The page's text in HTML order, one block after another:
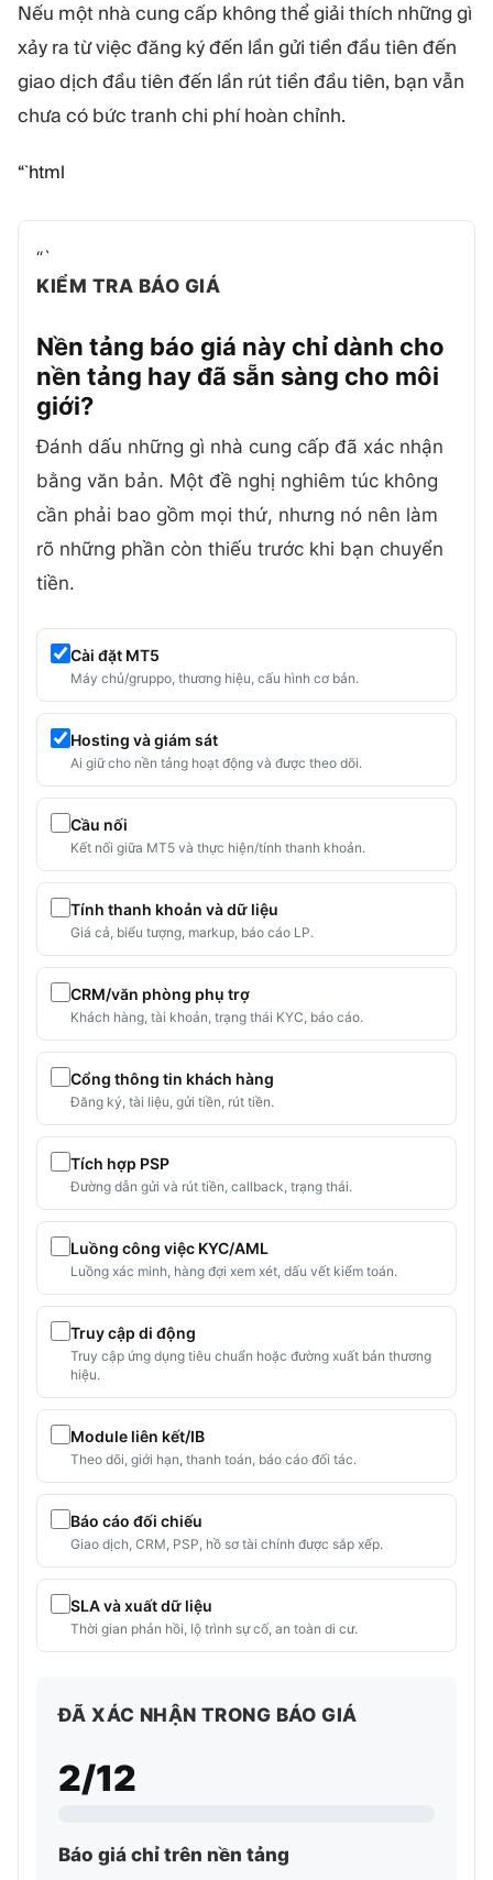
Nếu một nhà cung cấp không thể giải thích những gì
xảy ra từ việc đăng ký đến lần gửi tiền đầu tiên đến
giao dịch đầu tiên đến lần rút tiền đầu tiên, bạn vẫn
chưa có bức tranh chi phí hoàn chỉnh.
“`html
“`
KIỂM TRA BÁO GIÁ
Nền tảng báo giá này chỉ dành cho
nền tảng hay đã sẵn sàng cho môi
giới?
Đánh dấu những gì nhà cung cấp đã xác nhận
bằng văn bản. Một đề nghị nghiêm túc không
cần phải bao gồm mọi thứ, nhưng nó nên làm
rõ những phần còn thiếu trước khi bạn chuyển
tiền.
Cài đặt MT5
Máy chủ/gruppo, thương hiệu, cấu hình cơ bản.
Hosting và giám sát
Ai giữ cho nền tảng hoạt động và được theo dõi.
Cầu nối
Kết nối giữa MT5 và thực hiện/tính thanh khoản.
Tính thanh khoản và dữ liệu
Giá cả, biểu tượng, markup, báo cáo LP.
CRM/văn phòng phụ trợ
Khách hàng, tài khoản, trạng thái KYC, báo cáo.
Cổng thông tin khách hàng
Đăng ký, tài liệu, gửi tiền, rút tiền.
Tích hợp PSP
Đường dẫn gửi và rút tiền, callback, trạng thái.
Luồng công việc KYC/AML
Luồng xác minh, hàng đợi xem xét, dấu vết kiểm toán.
Truy cập di động
Truy cập ứng dụng tiêu chuẩn hoặc đường xuất bản thương
hiệu.
Module liên kết/IB
Theo dõi, giới hạn, thanh toán, báo cáo đối tác.
Báo cáo đối chiếu
Giao dịch, CRM, PSP, hồ sơ tài chính được sắp xếp.
SLA và xuất dữ liệu
Thời gian phản hồi, lộ trình sự cố, an toàn di cư.
ĐÃ XÁC NHẬN TRONG BÁO GIÁ
2/12
Báo giá chỉ trên nền tảng